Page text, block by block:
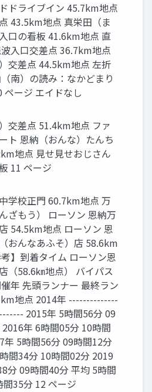
ドライブイン 45.7km地点
43.5km地点 真栄田（ま
口の看板 41.6km地点 直
入口交差点 36.7km地点
交差点 44.5km地点 左折
南）の読み：なかどまり
ページ エイドなし
交差点 51.4km地点 ファ
ト 恩納（おんな）たんち
地点 見せ見せおじさん
11 ページ
学校正門 60.7km地点 万
ざもう） ローソン 恩納万
54.5km地点 ローソン 恩
おんなあふそ）店 58.6km
】到着タイム ローソン恩
（58.6㎞地点） バイパス
年 先頭ランナー 最終ラン
地点 2014年 --------------
2015年 5時間56分 09
年 6時間05分 10時間
年 5時間56分 09時間12分
間34分 10時間02分 2019
分 09時間40分 平均 5時間
35分 12 ページ